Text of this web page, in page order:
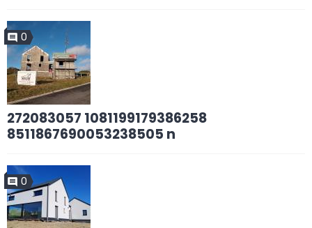
0
272083057 1081199179386258
8511867690053238505 n
0